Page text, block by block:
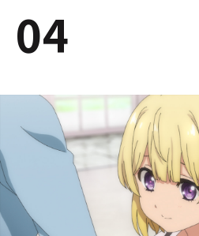
04